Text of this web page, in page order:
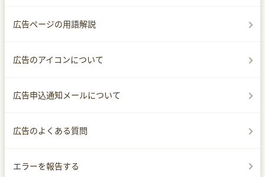
広告ページの用語解説
広告のアイコンについて
広告申込通知メールについて
広告のよくある質問
エラーを報告する